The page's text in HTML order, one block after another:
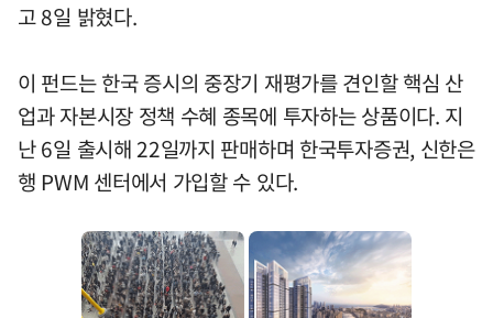
고 8일 밝혔다.
이 펀드는 한국 증시의 중장기 재평가를 견인할 핵심 산
업과 자본시장 정책 수혜 종목에 투자하는 상품이다. 지
난 6일 출시해 22일까지 판매하며 한국투자증권, 신한은
행 PWM 센터에서 가입할 수 있다.